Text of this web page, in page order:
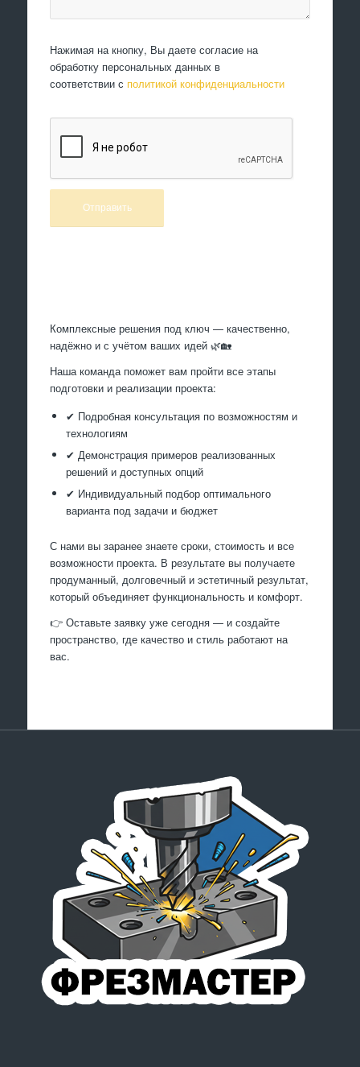
Нажимая на кнопку, Вы даете согласие на
обработку персональных данных в
соответствии с политикой конфиденциальности
Комплексные решения под ключ — качественно,
надёжно и с учётом ваших идей 🌿🏡
Наша команда поможет вам пройти все этапы
подготовки и реализации проекта:
✔ Подробная консультация по возможностям и
технологиям
✔ Демонстрация примеров реализованных
решений и доступных опций
✔ Индивидуальный подбор оптимального
варианта под задачи и бюджет
С нами вы заранее знаете сроки, стоимость и все
возможности проекта. В результате вы получаете
продуманный, долговечный и эстетичный результат,
который объединяет функциональность и комфорт.
👉 Оставьте заявку уже сегодня — и создайте
пространство, где качество и стиль работают на
вас.